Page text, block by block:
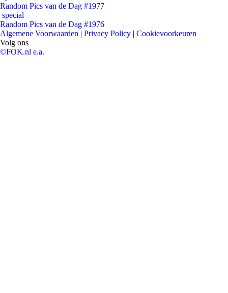
Random Pics van de Dag #1977
special
Random Pics van de Dag #1976
Algemene Voorwaarden | Privacy Policy | Cookievoorkeuren
Volg ons
©FOK.nl e.a.